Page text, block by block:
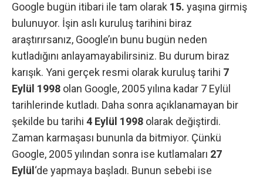
Google bugün itibari ile tam olarak 15. yaşına girmiş
bulunuyor. İşin aslı kuruluş tarihini biraz
araştırırsanız, Google’ın bunu bugün neden
kutladığını anlayamayabilirsiniz. Bu durum biraz
karışık. Yani gerçek resmi olarak kuruluş tarihi 7
Eylül 1998 olan Google, 2005 yılına kadar 7 Eylül
tarihlerinde kutladı. Daha sonra açıklanamayan bir
şekilde bu tarihi 4 Eylül 1998 olarak değiştirdi.
Zaman karmaşası bununla da bitmiyor. Çünkü
Google, 2005 yılından sonra ise kutlamaları 27
Eylül ‘de yapmaya başladı. Bunun sebebi ise